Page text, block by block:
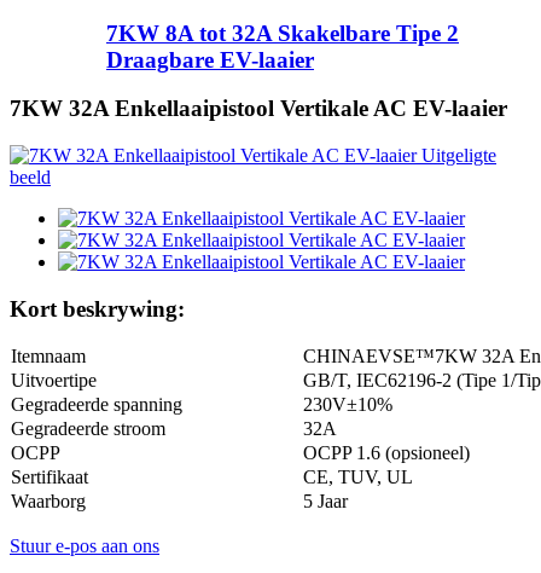
7KW 8A tot 32A Skakelbare Tipe 2
Draagbare EV-laaier
7KW 32A Enkellaaipistool Vertikale AC EV-laaier
Kort beskrywing:
Itemnaam
CHINAEVSE™️7KW 32A
Uitvoertipe
GB/T, IEC62196-2 (Tipe 1/
Gegradeerde spanning
230V±10%
Gegradeerde stroom
32A
OCPP
OCPP 1.6 (opsioneel)
Sertifikaat
CE, TUV, UL
Waarborg
5 Jaar
Stuur e-pos aan ons